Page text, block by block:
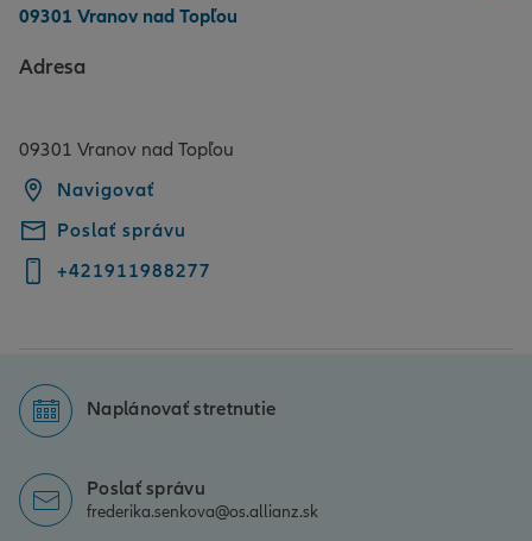
09301 Vranov nad Topľou
Adresa
09301 Vranov nad Topľou
Navigovať
Poslať správu
+421911988277
Naplánovať stretnutie
Poslať správu
frederika.senkova@os.allianz.sk